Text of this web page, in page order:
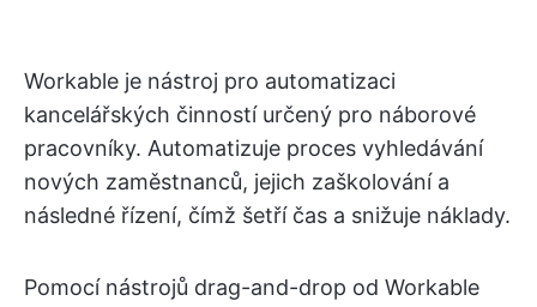
Workable je nástroj pro automatizaci
kancelářských činností určený pro náborové
pracovníky. Automatizuje proces vyhledávání
nových zaměstnanců, jejich zaškolování a
následné řízení, čímž šetří čas a snižuje náklady.
Pomocí nástrojů drag-and-drop od Workable